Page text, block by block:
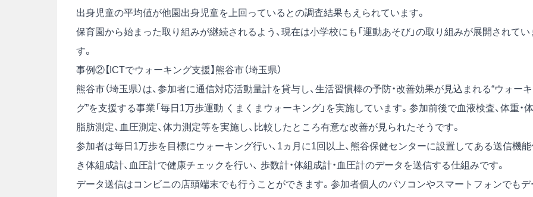
出身児童の平均値が他園出身児童を上回っているとの調査結果もえられています。
保育園から始まった取り組みが継続されるよう、現在は小学校にも「運動あそび」の取り組みが展開されてい
す。
事例②【ICTでウォーキング支援】熊谷市（埼玉県）
熊谷市（埼玉県）は、参加者に通信対応活動量計を貸与し、生活習慣棒の予防・改善効果が見込まれる“ウォー
グ”を支援する事業「毎日1万歩運動 くまくまウォーキング」を実施しています。参加前後で血液検査、体重・体
脂肪測定、血圧測定、体力測定等を実施し、比較したところ有意な改善が見られたそうです。
参加者は毎日1万歩を目標にウォーキング行い、1ヵ月に1回以上、熊谷保健センターに設置してある送信機
き体組成計、血圧計で健康チェックを行い、 歩数計・体組成計・血圧計のデータを送信する仕組みです。
データ送信はコンビニの店頭端末でも行うことができます。参加者個人のパソコンやスマートフォンでもデ